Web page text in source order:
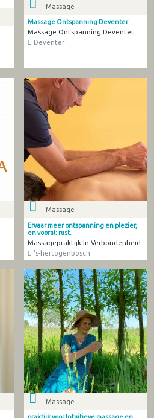
Massage
Massage Ontspanning Deventer
Massage Ontspanning Deventer
Deventer
Massage
Ervaar meer ontspanning en plezier,
en vooral: rust.
Massagepraktijk In Verbondenheid
's-hertogenbosch
Massage